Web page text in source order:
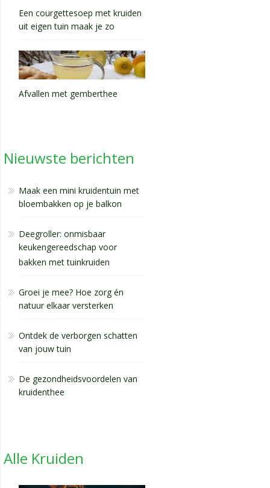
Een courgettesoep met kruiden
uit eigen tuin maak je zo
Afvallen met gemberthee
Nieuwste berichten
Maak een mini kruidentuin met
bloembakken op je balkon
Deegroller: onmisbaar
keukengereedschap voor
bakken met tuinkruiden
Groei je mee? Hoe zorg én
natuur elkaar versterken
Ontdek de verborgen schatten
van jouw tuin
De gezondheidsvoordelen van
kruidenthee
Alle Kruiden